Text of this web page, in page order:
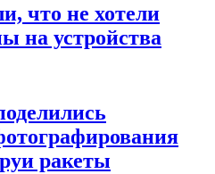
что не хотели
на устройства
ракеты